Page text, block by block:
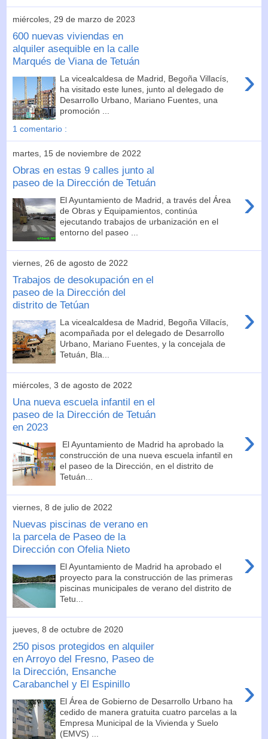
miércoles, 29 de marzo de 2023
600 nuevas viviendas en
alquiler asequible en la calle
Marqués de Viana de Tetuán
›
La vicealcaldesa de Madrid, Begoña Villacís,
ha visitado este lunes, junto al delegado de
Desarrollo Urbano, Mariano Fuentes, una
promoción ...
1 comentario :
martes, 15 de noviembre de 2022
Obras en estas 9 calles junto al
paseo de la Dirección de Tetuán
›
El Ayuntamiento de Madrid, a través del Área
de Obras y Equipamientos, continúa
ejecutando trabajos de urbanización en el
entorno del paseo ...
viernes, 26 de agosto de 2022
Trabajos de desokupación en el
paseo de la Dirección del
distrito de Tetúan
›
La vicealcaldesa de Madrid, Begoña Villacís,
acompañada por el delegado de Desarrollo
Urbano, Mariano Fuentes, y la concejala de
Tetuán, Bla...
miércoles, 3 de agosto de 2022
Una nueva escuela infantil en el
paseo de la Dirección de Tetuán
en 2023
›
El Ayuntamiento de Madrid ha aprobado la
construcción de una nueva escuela infantil en
el paseo de la Dirección, en el distrito de
Tetuán...
viernes, 8 de julio de 2022
Nuevas piscinas de verano en
la parcela de Paseo de la
Dirección con Ofelia Nieto
›
El Ayuntamiento de Madrid ha aprobado el
proyecto para la construcción de las primeras
piscinas municipales de verano del distrito de
Tetu...
jueves, 8 de octubre de 2020
250 pisos protegidos en alquiler
en Arroyo del Fresno, Paseo de
la Dirección, Ensanche
Carabanchel y El Espinillo
›
El Área de Gobierno de Desarrollo Urbano ha
cedido de manera gratuita cuatro parcelas a la
Empresa Municipal de la Vivienda y Suelo
(EMVS) ...